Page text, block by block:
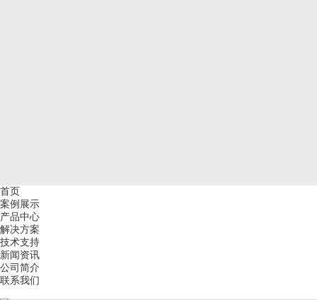
首页
案例展示
产品中心
解决方案
技术支持
新闻资讯
公司简介
联系我们